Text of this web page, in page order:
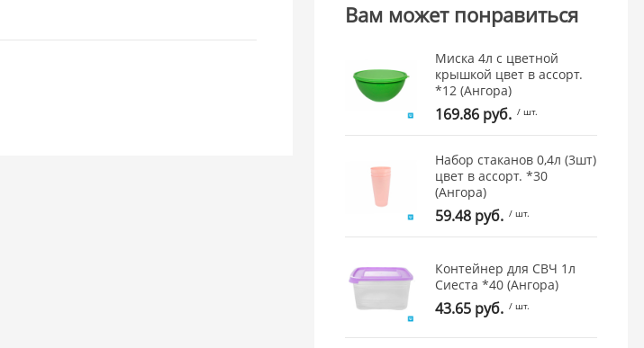
Вам может понравиться
Миска 4л с цветной
крышкой цвет в ассорт.
*12 (Ангора)
169.86 руб. / шт.
Набор стаканов 0,4л (3шт)
цвет в ассорт. *30
(Ангора)
59.48 руб. / шт.
Контейнер для СВЧ 1л
Сиеста *40 (Ангора)
43.65 руб. / шт.